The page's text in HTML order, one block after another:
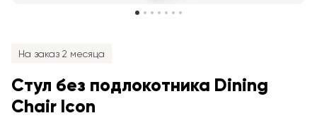
На заказ 2 месяца
Стул без подлокотника Dining
Chair Icon